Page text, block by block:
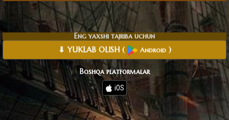
Eng yaxshi tajriba uchun
⬇ YUKLAB OLISH ( Android)
Boshqa platformalar
iOS